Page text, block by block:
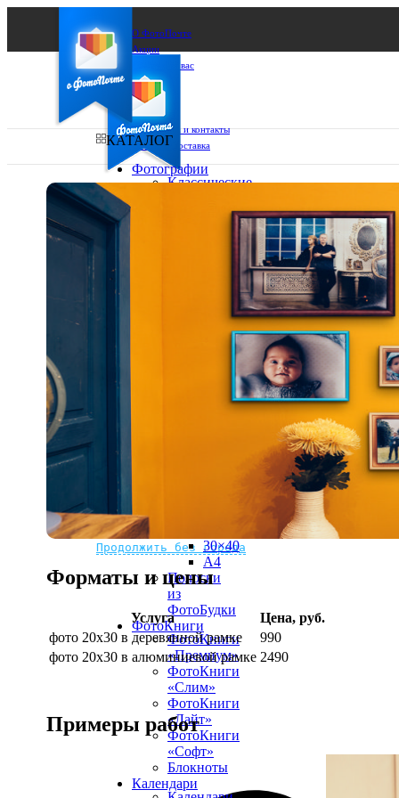
О ФотоПочте
Акции
Сделаем за вас
Бизнесу
FAQ
Франшиза
Поддержка и контакты
Оплата и доставка
Ваш город:
Выберите из списка:
Не нашли Ваш город?
Мы доставляем по всему миру
Продолжить без города
КАТАЛОГ
Фотографии
Классические
10х10
15х15
20х30
30х30
30х40
30×40
A4
Полоски
из
ФотоБудки
ФотоКниги
ФотоКниги
«Премиум»
ФотоКниги
«Слим»
ФотоКниги
«Лайт»
ФотоКниги
«Софт»
Блокноты
Календари
Форматы и цены
Услуга
Цена, руб.
фото 20х30 в деревянной рамке
990
фото 20х30 в алюминиевой рамке 2490
Примеры работ